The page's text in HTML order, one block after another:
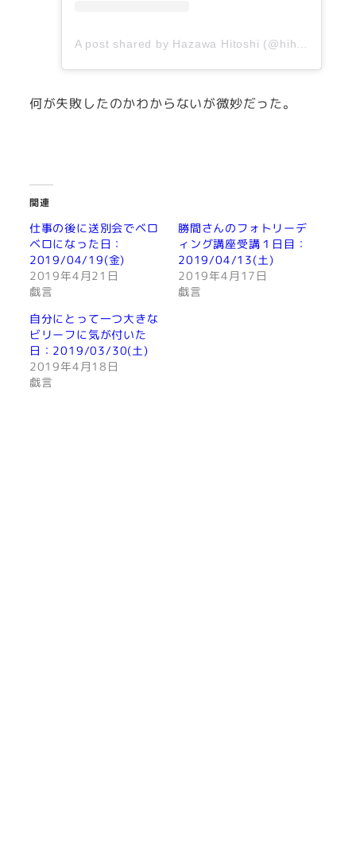
何が失敗したのかわからないが微妙だった。
関連
仕事の後に送別会でベロ
ベロになった日：
2019/04/19(金)
2019年4月21日
戯言
勝間さんのフォトリーデ
ィング講座受講１日目：
2019/04/13(土)
2019年4月17日
戯言
自分にとって一つ大きな
ビリーフに気が付いた
日：2019/03/30(土)
2019年4月18日
戯言